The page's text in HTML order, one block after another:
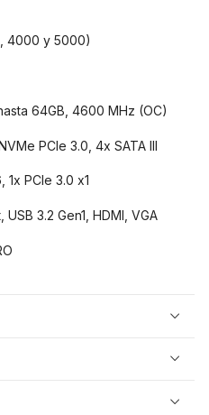
4000 y 5000)
64GB, 4600 MHz (OC)
PCIe 3.0, 4x SATA III
1x PCIe 3.0 x1
USB 3.2 Gen1, HDMI, VGA